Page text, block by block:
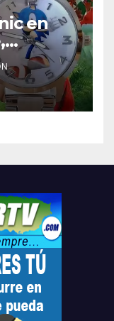
en
que